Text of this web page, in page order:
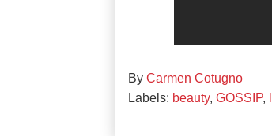
By Carmen Cotugno
Labels: beauty, GOSSIP,